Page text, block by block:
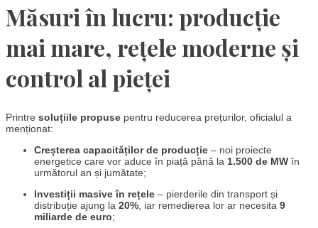
Măsuri în lucru: producție
mai mare, rețele moderne și
control al pieței
Printre soluțiile propuse pentru reducerea prețurilor, oficialul a
menționat:
Creșterea capacităților de producție – noi proiecte
energetice care vor aduce în piață până la 1.500 de MW în
următorul an și jumătate;
Investiții masive în rețele – pierderile din transport și
distribuție ajung la 20%, iar remedierea lor ar necesita 9
miliarde de euro;